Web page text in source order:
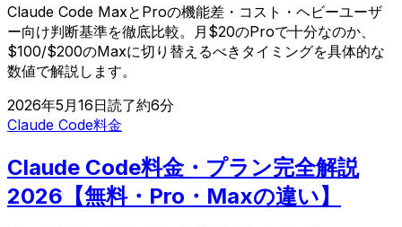
Claude Code MaxとProの機能差・コスト・ヘビーユーザ
ー向け判断基準を徹底比較。月$20のProで十分なのか、
$100/$200のMaxに切り替えるべきタイミングを具体的な
数値で解説します。
2026年5月16日読了約6分
Claude Code料金
Claude Code料金・プラン完全解説
2026【無料・Pro・Maxの違い】